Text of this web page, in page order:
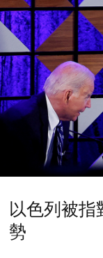
以色列被指
勢